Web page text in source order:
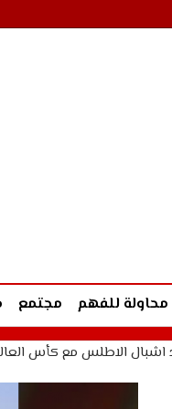
محاولة للفهم مجتمع
الاطلس مع كأس العالم لأقل من